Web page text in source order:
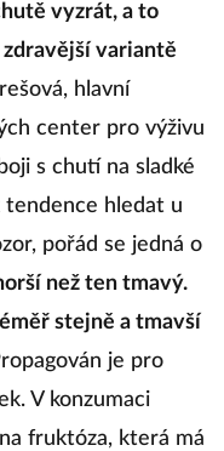
vyzrát, a to
variantě
hlavní
center pro výživu
s chutí na sladké
tendence hledat u
pořád se jedná o
než ten tmavý.
stejně a tmavší
je pro
V konzumaci
fruktóza, která má